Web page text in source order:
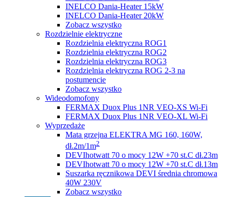
INELCO Dania-Heater 15kW
INELCO Dania-Heater 20kW
Zobacz wszystko
Rozdzielnie elektryczne
Rozdzielnia elektryczna ROG1
Rozdzielnia elektryczna ROG2
Rozdzielnia elektryczna ROG3
Rozdzielnia elektryczna ROG 2-3 na
postumencie
Zobacz wszystko
Wideodomofony
FERMAX Duox Plus 1NR VEO-XS Wi-Fi
FERMAX Duox Plus 1NR VEO-XL Wi-Fi
Wyprzedaże
Mata grzejna ELEKTRA MG 160, 160W,
dł.2m/1m2
DEVIhotwatt 70 o mocy 12W +70 st.C dł.23m
DEVIhotwatt 70 o mocy 12W +70 st.C dł.13m
Suszarka ręcznikowa DEVI średnia chromowa
40W 230V
Zobacz wszystko